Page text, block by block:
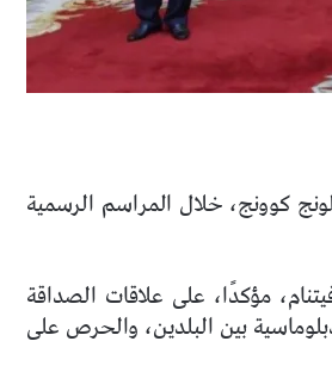
كوونج، خلال المراسم الرسمية
مؤكدًا، على علاقات الصداقة
بين البلدين، والحرص على